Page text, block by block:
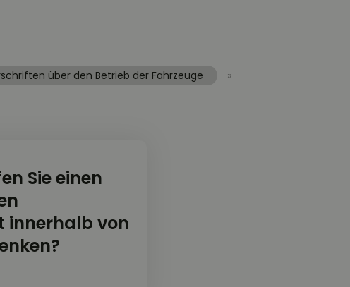
über den Betrieb der Fahrzeuge
»
Sie einen
innerhalb von